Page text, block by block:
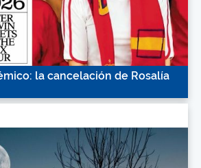
la cancelación de Rosalía